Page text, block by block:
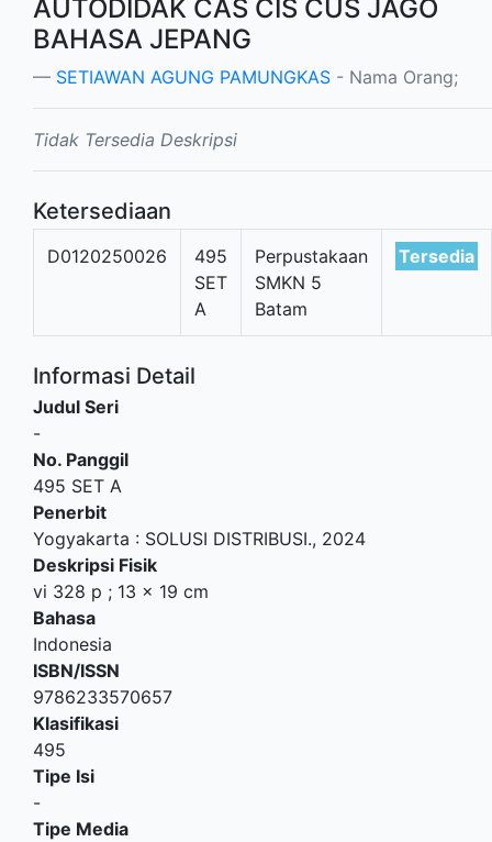
AUTODIDAK CAS CIS CUS JAGO
BAHASA JEPANG
SETIAWAN AGUNG PAMUNGKAS - Nama Orang;
Tidak Tersedia Deskripsi
Ketersediaan
D0120250026
495
SET
A
Perpustakaan
SMKN 5
Batam
Tersedia
Informasi Detail
Judul Seri
-
No. Panggil
495 SET A
Penerbit
Yogyakarta : SOLUSI DISTRIBUSI., 2024
Deskripsi Fisik
vi 328 p ; 13 x 19 cm
Bahasa
Indonesia
ISBN/ISSN
9786233570657
Klasifikasi
495
Tipe Isi
-
Tipe Media